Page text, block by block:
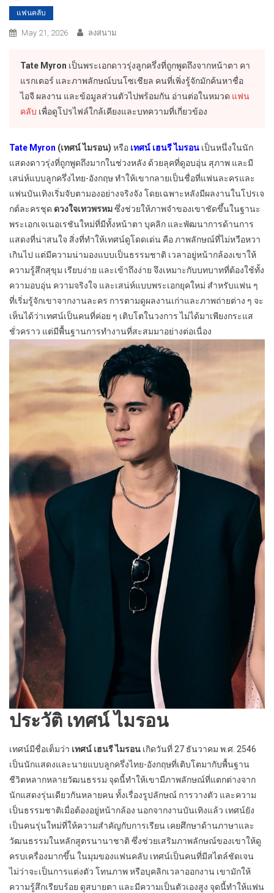
แฟนคลับ
May 21, 2026 ลงสนาม
Tate Myron เป็นพระเอกดาวรุ่งลูกครึ่งที่ถูกพูดถึงจากหน้าตา คา
แรกเตอร์ และภาพลักษณ์บนโซเชียล คนที่เพิ่งรู้จักมักค้นหาชื่อ
ไอจี ผลงาน และข้อมูลส่วนตัวไปพร้อมกัน อ่านต่อในหมวด แฟน
คลับ เพื่อดูโปรไฟล์ใกล้เคียงและบทความที่เกี่ยวข้อง
Tate Myron (เทศน์ ไมรอน) หรือ เทศน์ เฮนรี ไมรอน เป็นหนึ่งในนัก
แสดงดาวรุ่งที่ถูกพูดถึงมากในช่วงหลัง ด้วยลุคที่ดูอบอุ่น สุภาพ และมี
เสน่ห์แบบลูกครึ่งไทย-อังกฤษ ทำให้เขากลายเป็นชื่อที่แฟนละครและ
แฟนบันเทิงเริ่มจับตามองอย่างจริงจัง โดยเฉพาะหลังมีผลงานในโปรเจ
กต์ละครชุด ดวงใจเทวพรหมซึ่งช่วยให้ภาพจำของเขาชัดขึ้นในฐานะ
พระเอกเจเนอเรชันใหม่ที่มีทั้งหน้าตา บุคลิก และพัฒนาการด้านการ
แสดงที่น่าสนใจ สิ่งที่ทำให้เทศน์ดูโดดเด่น คือ ภาพลักษณ์ที่ไม่หวือหวา
เกินไป แต่มีความน่ามองแบบเป็นธรรมชาติ เวลาอยู่หน้ากล้องเขาให้
ความรู้สึกสุขุม เรียบง่าย และเข้าถึงง่าย จึงเหมาะกับบทบาทที่ต้องใช้ทั้ง
ความอบอุ่น ความจริงใจ และเสน่ห์แบบพระเอกยุคใหม่ สำหรับแฟน ๆ
ที่เริ่มรู้จักเขาจากงานละคร การตามดูผลงานเก่าและภาพถ่ายต่าง ๆ จะ
เห็นได้ว่าเทศน์เป็นคนที่ค่อย ๆ เติบโตในวงการ ไม่ได้มาเพียงกระแส
ชั่วคราว แต่มีพื้นฐานการทำงานที่สะสมมาอย่างต่อเนื่อง
ประวัติ เทศน์ ไมรอน
เทศน์มีชื่อเต็มว่า เทศน์ เฮนรี ไมรอน เกิดวันที่ 27 ธันวาคม พ.ศ. 2546
เป็นนักแสดงและนายแบบลูกครึ่งไทย-อังกฤษที่เติบโตมากับพื้นฐาน
ชีวิตหลากหลายวัฒนธรรม จุดนี้ทำให้เขามีภาพลักษณ์ที่แตกต่างจาก
นักแสดงรุ่นเดียวกันหลายคน ทั้งเรื่องรูปลักษณ์ การวางตัว และความ
เป็นธรรมชาติเมื่อต้องอยู่หน้ากล้อง นอกจากงานบันเทิงแล้ว เทศน์ยัง
เป็นคนรุ่นใหม่ที่ให้ความสำคัญกับการเรียน เคยศึกษาด้านภาษาและ
วัฒนธรรมในหลักสูตรนานาชาติ ซึ่งช่วยเสริมภาพลักษณ์ของเขาให้ดู
ครบเครื่องมากขึ้น ในมุมของแฟนคลับ เทศน์เป็นคนที่มีสไตล์ชัดเจน
ไม่ว่าจะเป็นการแต่งตัว โทนภาพ หรือบุคลิกเวลาออกงาน เขามักให้
ความรู้สึกเรียบร้อย ดูสบายตา และมีความเป็นตัวเองสูง จุดนี้ทำให้แฟน